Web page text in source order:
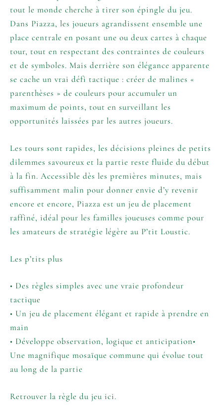
tout le monde cherche à tirer son épingle du jeu.
Dans Piazza, les joueurs agrandissent ensemble une
place centrale en posant une ou deux cartes à chaque
tour, tout en respectant des contraintes de couleurs
et de symboles. Mais derrière son élégance apparente
se cache un vrai défi tactique : créer de malines «
parenthèses » de couleurs pour accumuler un
maximum de points, tout en surveillant les
opportunités laissées par les autres joueurs.
Les tours sont rapides, les décisions pleines de petits
dilemmes savoureux et la partie reste fluide du début
à la fin. Accessible dès les premières minutes, mais
suffisamment malin pour donner envie d’y revenir
encore et encore, Piazza est un jeu de placement
raffiné, idéal pour les familles joueuses comme pour
les amateurs de stratégie légère au P’tit Loustic.
Les p’tits plus
• Des règles simples avec une vraie profondeur
tactique
• Un jeu de placement élégant et rapide à prendre en
main
• Développe observation, logique et anticipation•
Une magnifique mosaïque commune qui évolue tout
au long de la partie
Retrouver la règle du jeu ici.